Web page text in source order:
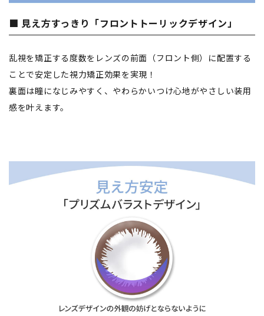
■ 見え方すっきり「フロントトーリックデザイン」
乱視を矯正する度数をレンズの前面（フロント側）に配置する
ことで安定した視力矯正効果を実現！
裏面は瞳になじみやすく、やわらかいつけ心地がやさしい装用
感を叶えます。